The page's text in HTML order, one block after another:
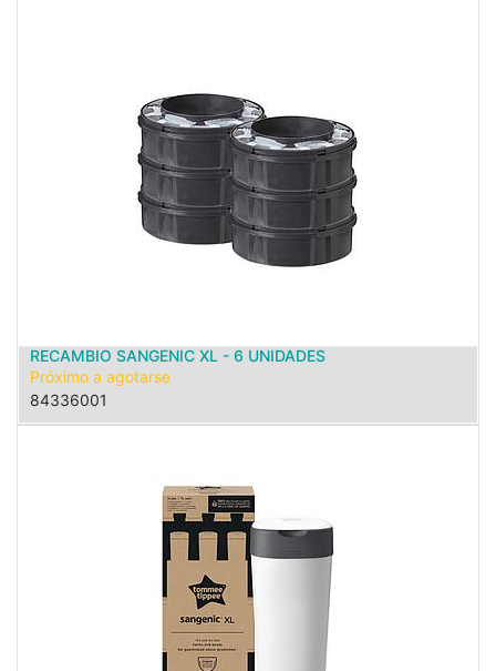
RECAMBIO SANGENIC XL - 6 UNIDADES
Próximo a agotarse
84336001